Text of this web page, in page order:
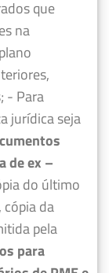
que
na
- Para
jurídica seja
de ex –
do último
da
pela
para